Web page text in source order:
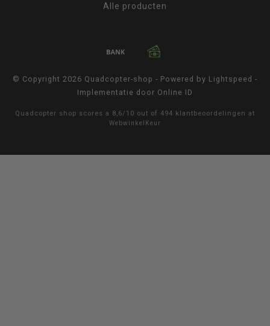
Alle producten
© Copyright 2026 Quadcopter-shop - Powered by Lightspeed -
Implementatie door Online ID
Quadcopter shop scores a 8,6/ 10 out of 494 klantbeoordelingen at
WebwinkelKeur